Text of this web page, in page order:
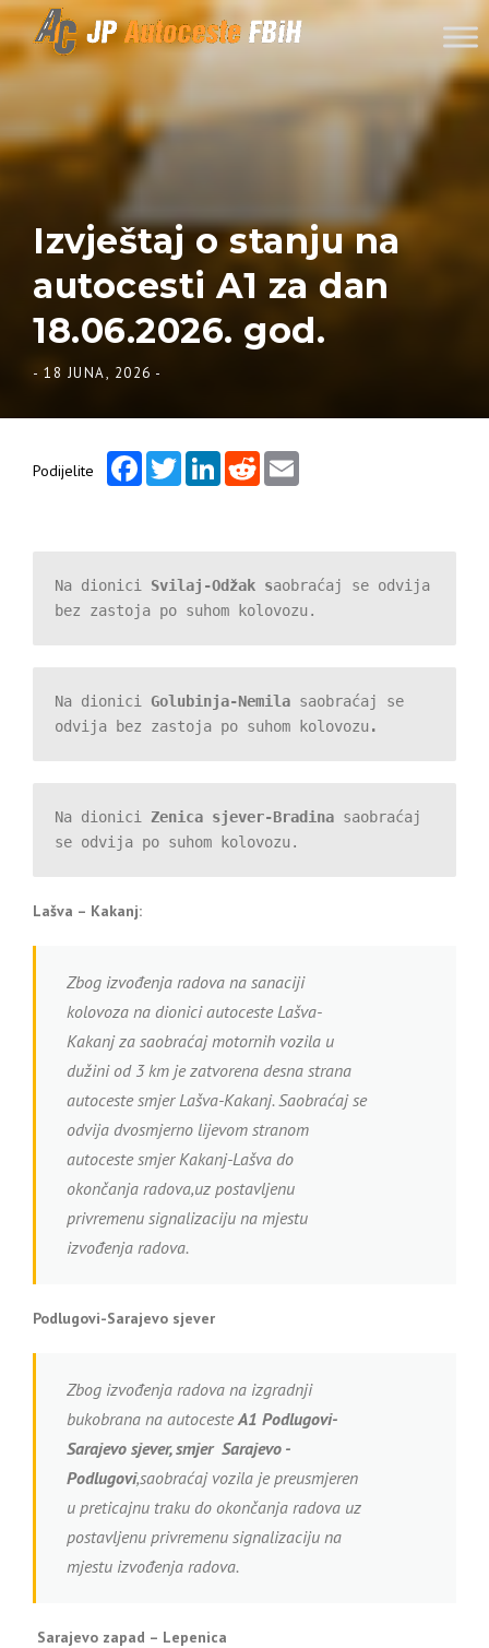
Skip to content
Izvještaj o stanju na
autocesti A1 za dan
18.06.2026. god.
- 18 JUNA, 2026 -
Podijelite
FacebookTwitterLinkedInReddit
Na dionici Svilaj-Odžak saobraćaj se odvija
bez zastoja po suhom kolovozu.
Na dionici Golubinja-Nemila saobraćaj se
odvija bez zastoja po suhom kolovozu .
Na dionici Zenica sjever-Bradina saobraćaj
se odvija po suhom kolovozu.
Lašva – Kakanj:
Zbog izvođenja radova na sanaciji
kolovoza na dionici autoceste Lašva-
Kakanj za saobraćaj motornih vozila u
dužini od 3 km je zatvorena desna strana
autoceste smjer Lašva-Kakanj. Saobraćaj se
odvija dvosmjerno lijevom stranom
autoceste smjer Kakanj-Lašva do
okončanja radova,uz postavljenu
privremenu signalizaciju na mjestu
izvođenja radova.
Podlugovi-Sarajevo sjever
Zbog izvođenja radova na izgradnji
bukobrana na autocesteA1 Podlugovi-
Sarajevo sjever, smjer Sarajevo -
Podlugovi,saobraćaj vozila je preusmjeren
u preticajnu traku do okončanja radova uz
postavljenu privremenu signalizaciju na
mjestu izvođenja radova.
Sarajevo zapad – Lepenica